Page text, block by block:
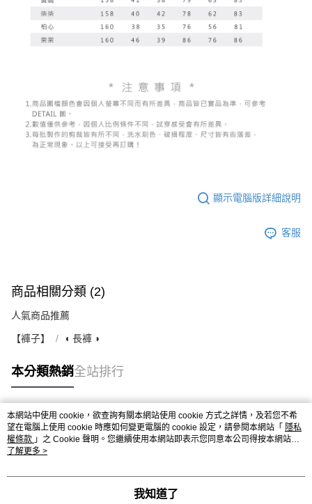
顯示電腦版詳細說明
客服
商品相關分類 (2)
人氣商品推薦
【褲子】 ◖ 長褲 ◗
本分類熱銷全站排行
熱門標籤
本網站中使用 cookie，欲查詢有關本網站使用 cookie 方式之詳情，及若您不希
望在電腦上使用 cookie 時應如何變更電腦的 cookie 設定，請參閱本網站「 隱私
權條款 」之 Cookie 聲明。您繼續使用本網站即表示您同意本公司得按本網站使
用條款之 Cookie 聲明使用 cookie。
了解更多 >
我知道了